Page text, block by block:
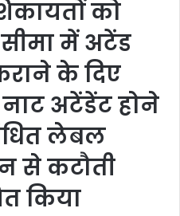
को
में अटेंड
के दिए
अटेंडेंट होने
लेबल
से कटौती
किया